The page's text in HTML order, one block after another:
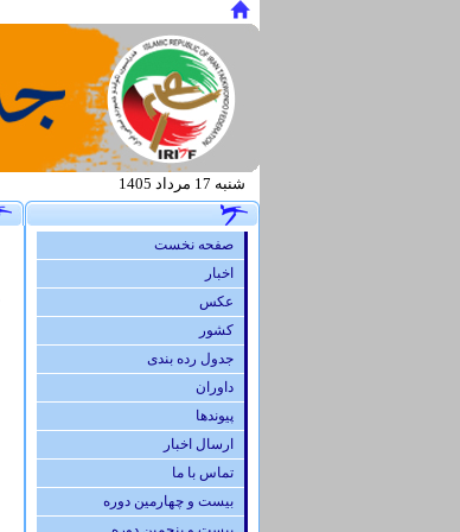
شنبه 17 مرداد 1405
صفحه نخست
اخبار
عكس
كشور
جدول رده بندی
داوران
پيوندها
ارسال اخبار
تماس با ما
بیست و چهارمین دوره